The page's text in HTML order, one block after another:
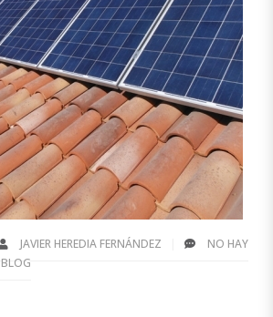
JAVIER HEREDIA FERNÁNDEZ
NO HAY
BLOG